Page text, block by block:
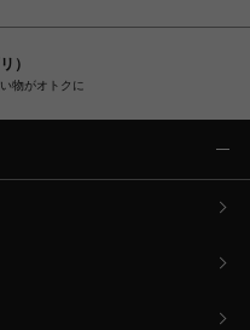
）
物がオトクに